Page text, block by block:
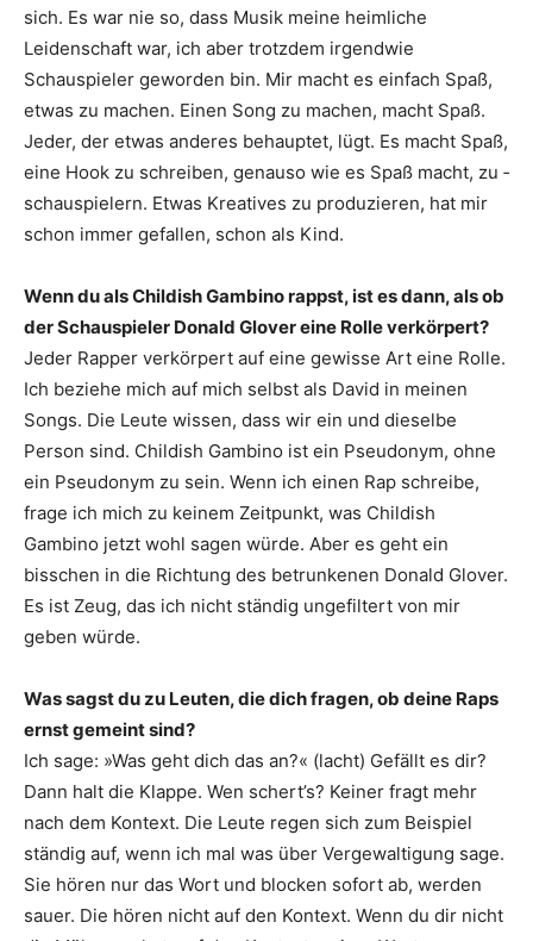
sich. Es war nie so, dass Musik meine heimliche
Leidenschaft war, ich aber trotzdem irgendwie
Schauspieler geworden bin. Mir macht es einfach Spaß,
etwas zu machen. Einen Song zu machen, macht Spaß.
Jeder, der etwas anderes ­behauptet, lügt. Es macht Spaß,
eine Hook zu ­schreiben, genauso wie es Spaß macht, zu ­
schauspielern. Etwas Kreatives zu ­produzieren, hat mir
schon immer gefallen, schon als Kind.
Wenn du als Childish Gambino rappst, ist es dann, als ob
der Schauspieler ­Donald Glover eine Rolle verkörpert?
Jeder Rapper verkörpert auf eine gewisse Art eine Rolle.
Ich beziehe mich auf mich selbst als David in meinen
Songs. Die Leute wissen, dass wir ein und dieselbe
Person sind. Childish Gambino ist ein Pseudonym, ohne
ein Pseudonym zu sein. Wenn ich einen Rap ­schreibe,
frage ich mich zu keinem ­Zeitpunkt, was Childish
Gambino jetzt wohl sagen würde. Aber es geht ein
bisschen in die Richtung des betrunkenen Donald Glover.
Es ist Zeug, das ich nicht ständig ungefiltert von mir
geben würde.
Was sagst du zu Leuten, die dich ­fragen, ob deine Raps
ernst gemeint sind?
Ich sage: »Was geht dich das an?« (lacht) Gefällt es dir?
Dann halt die Klappe. Wen schert’s? Keiner fragt mehr
nach dem Kontext. Die Leute regen sich zum Beispiel
ständig auf, wenn ich mal was über Vergewaltigung sage.
Sie hören nur das Wort und blocken sofort ab, werden
sauer. Die hören nicht auf den Kontext. Wenn du dir nicht